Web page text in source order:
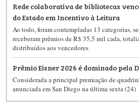
Rede colaborativa de bibliotecas
do Estado em Incentivo à Leitura
Ao todo, foram contempladas 13 categorias,
receberam prêmios de R$ 35,5 mil cada,
distribuídos aos vencedores
Prêmio Eisner 2026 é dominado pela
Considerada a principal premiação de
anunciada em San Diego na última sexta (24)